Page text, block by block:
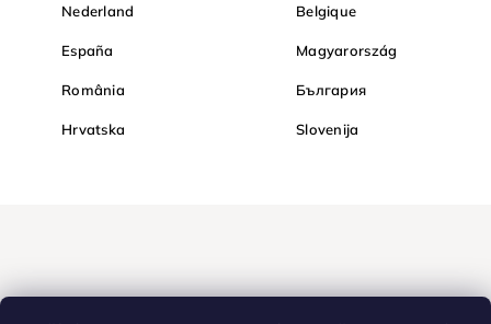
Nederland Belgique
España Magyarország
România България
Hrvatska Slovenija